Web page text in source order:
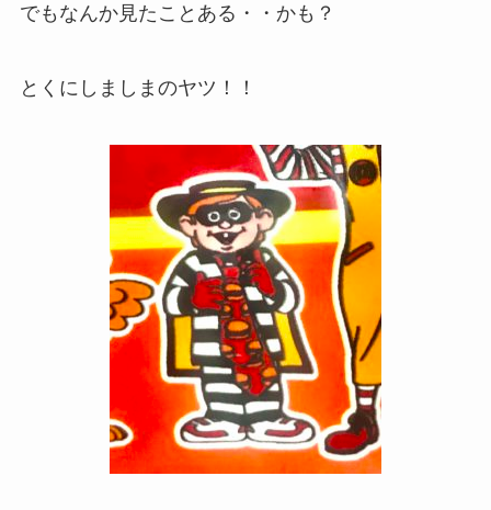
でもなんか見たことある・・かも？
とくにしましまのヤツ！！